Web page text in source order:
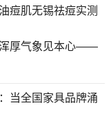
痘肌无锡祛痘实测
厚气象见本心——
当全国家具品牌涌